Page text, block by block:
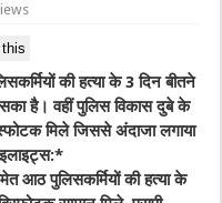
की हत्या के 3 दिन बीतने
है। वहीं पुलिस विकास दुबे के
मिले जिससे अंदाजा लगाया
आठ पुलिसकर्मियों की हत्या के